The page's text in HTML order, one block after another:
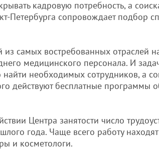
кадровую потребность, а
Петербурга сопровождает подбор
самых востребованных отраслей
медицинского персонала. И
необходимых сотрудников, а
действуют бесплатные
Центра занятости число
года. Чаще всего работу
и косметологи.